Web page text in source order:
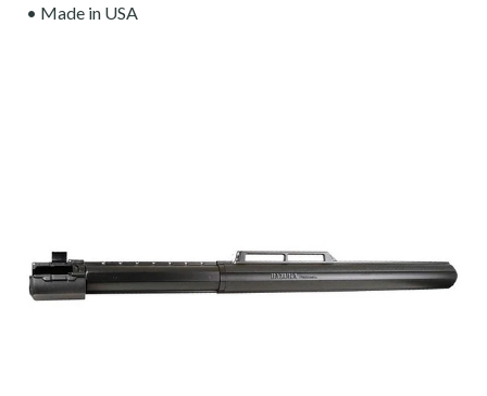
• Made in USA